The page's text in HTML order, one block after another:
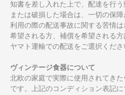
知書を差し入れた上で、配達を行
または破損した場合は、一切の保
利用の際の配送事故に関する苦情
希望される方、補償を希望される
ヤマト運輸での配送をご選択くださ
ヴィンテージ食器について
北欧の家庭で実際に使用されてき
です。上記のコンディション表記